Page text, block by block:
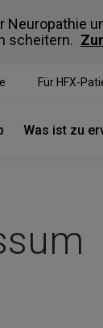
scheitern.
Für HFX-
Was ist zu